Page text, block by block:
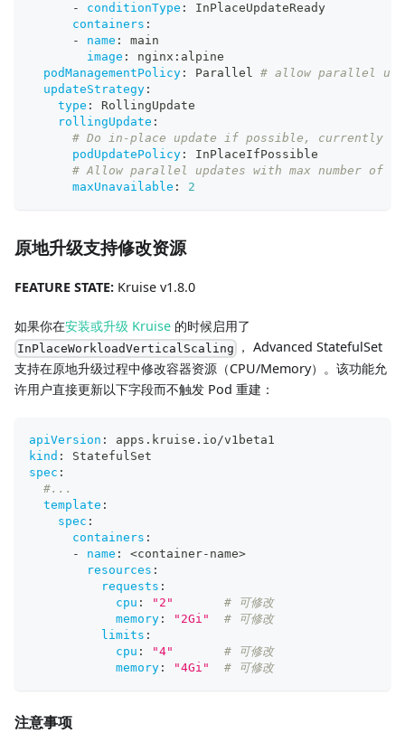
-
conditionType :
InPlaceUpdateReady
containers :
-
name :
main
image : nginx : alpine
podManagementPolicy : Parallel # allow parallel
updateStrategy :
type :
RollingUpdate
rollingUpdate :
# Do in-place update if possible, currently
podUpdatePolicy :
InPlaceIfPossible
# Allow parallel updates with max number of
maxUnavailable : 2
原地升级支持修改资源
FEATURE STATE: Kruise v1.8.0
如果你在安装或升级 Kruise 的时候启用了
InPlaceWorkloadVerticalScaling
， Advanced StatefulSet
支持在原地升级过程中修改容器资源（CPU/Memory）。该功能允
许用户直接更新以下字段而不触发 Pod 重建：
apiVersion :
apps.kruise.io/v1beta1
kind :
StatefulSet
spec :
#...
template :
spec :
containers :
-
name : <container- name>
resources :
requests :
cpu : "2"
# 可修改
memory : "2Gi"
# 可修改
limits :
cpu : "4"
# 可修改
memory : "4Gi" # 可修改
注意事项